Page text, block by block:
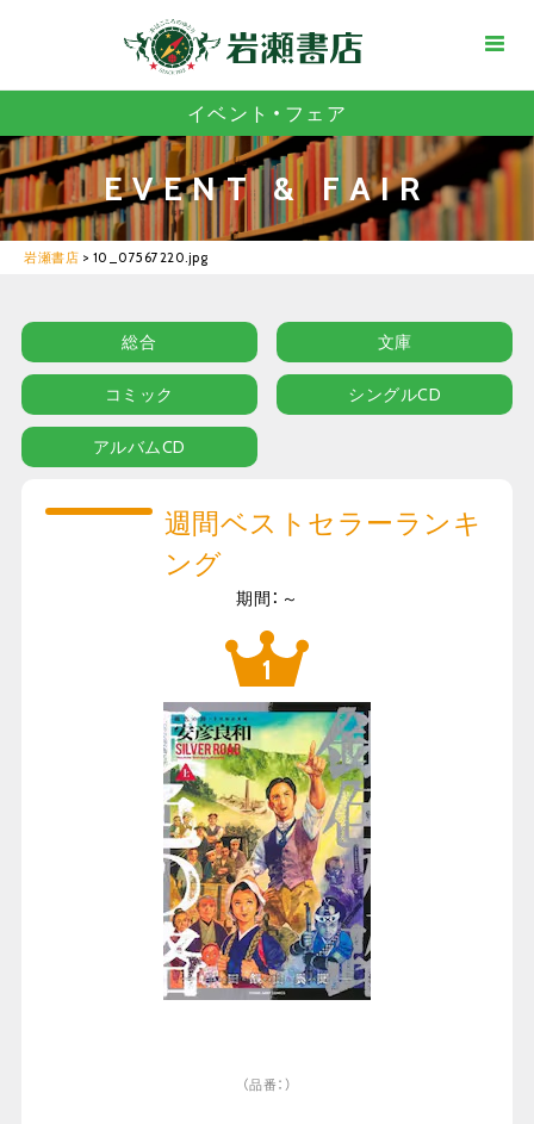
イベント・フェア
EVENT & FAIR
岩瀬書店 > 10_07567220.jpg
総合 文庫
コミック シングルCD
アルバムCD
週間ベストセラーランキ
ング
期間：～
（品番：）